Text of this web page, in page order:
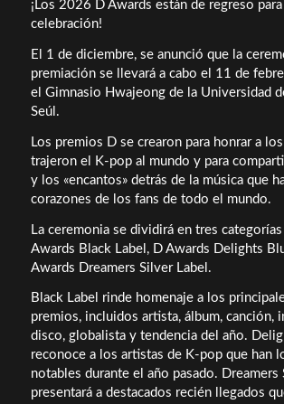
¡Los 2026 D Awards están de regreso
celebración!
El 1 de diciembre, se anunció que la
premiación se llevará a cabo el 11 de
el Gimnasio Hwajeong de la Universidad
Seúl.
Los premios D se crearon para honrar a
trajeron el K-pop al mundo y para
y los «encantos» detrás de la música que
corazones de los fans de todo el mundo.
La ceremonia se dividirá en tres
Awards Black Label, D Awards Delights
Awards Dreamers Silver Label.
Black Label rinde homenaje a los
premios, incluidos artista, álbum, canción,
disco, globalista y tendencia del año.
reconoce a los artistas de K-pop que han
notables durante el año pasado. Dreamers
presentará a destacados recién llegados